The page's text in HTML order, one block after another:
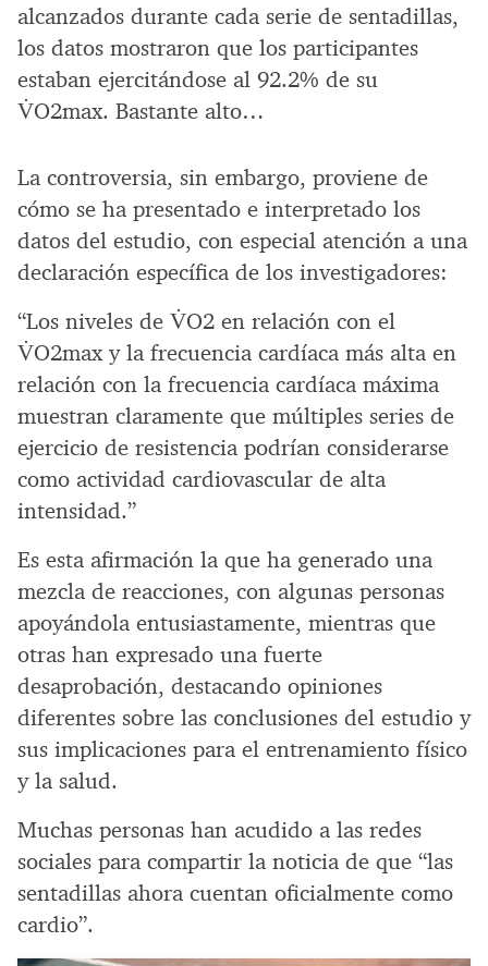
alcanzados durante cada serie de sentadillas,
los datos mostraron que los participantes
estaban ejercitándose al 92.2% de su
V̇O2max. Bastante alto…
La controversia, sin embargo, proviene de
cómo se ha presentado e interpretado los
datos del estudio, con especial atención a una
declaración específica de los investigadores:
“Los niveles de V̇O2 en relación con el
V̇O2max y la frecuencia cardíaca más alta en
relación con la frecuencia cardíaca máxima
muestran claramente que múltiples series de
ejercicio de resistencia podrían considerarse
como actividad cardiovascular de alta
intensidad.”
Es esta afirmación la que ha generado una
mezcla de reacciones, con algunas personas
apoyándola entusiastamente, mientras que
otras han expresado una fuerte
desaprobación, destacando opiniones
diferentes sobre las conclusiones del estudio y
sus implicaciones para el entrenamiento físico
y la salud.
Muchas personas han acudido a las redes
sociales para compartir la noticia de que “las
sentadillas ahora cuentan oficialmente como
cardio”.